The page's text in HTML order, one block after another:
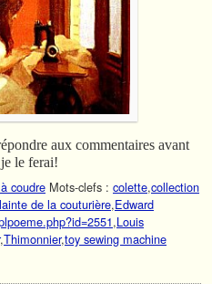
aux commentaires avant
le ferai!
coudre Mots-clefs : colette,collection
de la couturière,Edward
,Louis
,Thimonnier,toy sewing machine